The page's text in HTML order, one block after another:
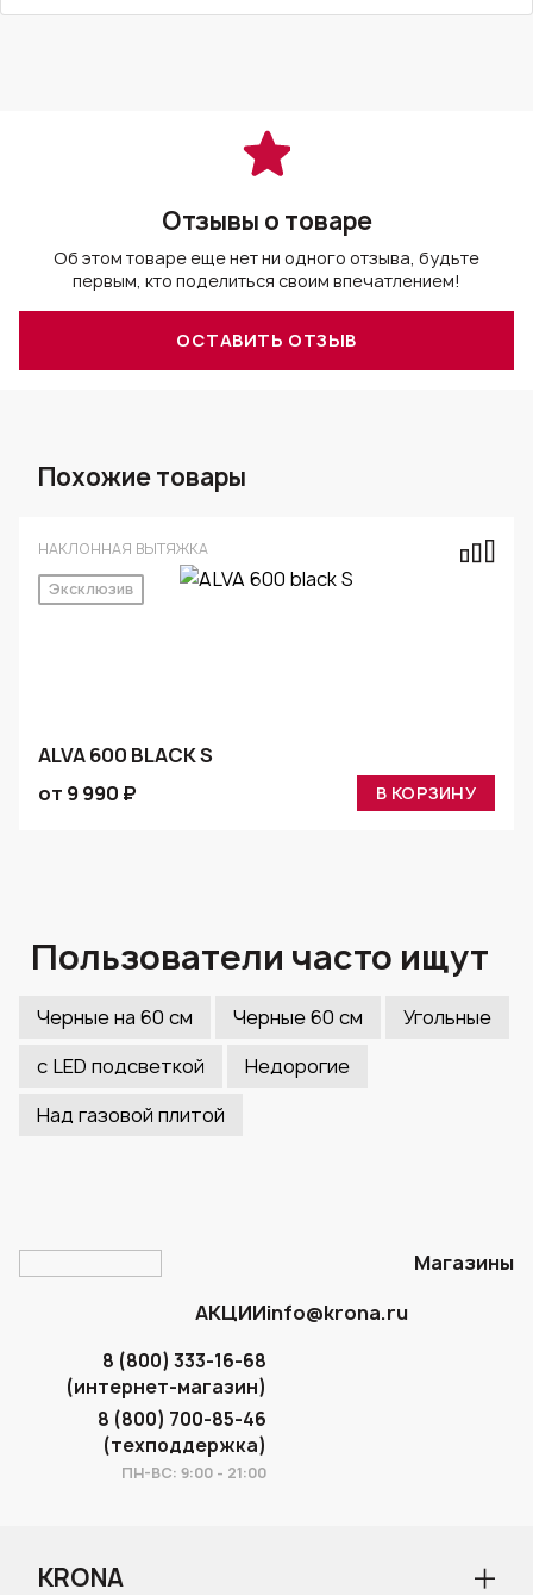
Отзывы о товаре
Об этом товаре еще нет ни одного отзыва, будьте
первым, кто поделиться своим впечатлением!
ОСТАВИТЬ ОТЗЫВ
Похожие товары
НАКЛОННАЯ ВЫТЯЖКА
Эксклюзив
ALVA 600 BLACK S
от 9 990 ₽
В КОРЗИНУ
Пользователи часто ищут
Черные на 60 см Черные 60 см
Угольные
с LED подсветкой
Недорогие
Над газовой плитой
Магазины
АКЦИИinfo@krona.ru
8 (800) 333-16-68
(интернет-магазин)
8 (800) 700-85-46
(техподдержка)
ПН-ВС: 9:00 - 21:00
KRONA